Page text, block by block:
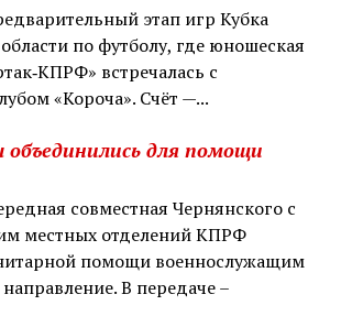
этап игр Кубка
по футболу, где юношеская
встречалась с
«Короча». Счёт —...
для помощи
совместная Чернянского с
местных отделений КПРФ
помощи военнослужащим
В передаче –